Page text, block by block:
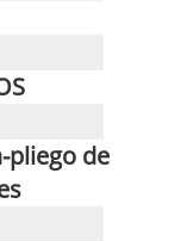
pliego de